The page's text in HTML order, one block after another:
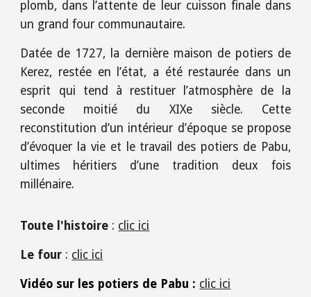
plomb, dans l’attente de leur cuisson finale dans
un grand four communautaire.
Datée de 1727, la dernière maison de potiers de
Kerez, restée en l’état, a été restaurée dans un
esprit qui tend à restituer l’atmosphère de la
seconde moitié du XIXe siècle. Cette
reconstitution d’un intérieur d’époque se propose
d’évoquer la vie et le travail des potiers de Pabu,
ultimes héritiers d’une tradition deux fois
millénaire.
Toute l'histoire : clic ici
Le four : clic ici
Vidéo sur les potiers de Pabu : clic ici